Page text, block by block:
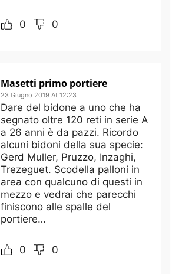
0 0
Masetti primo portiere
23 Giugno 2019 At 12:23
Dare del bidone a uno che ha
segnato oltre 120 reti in serie A
a 26 anni è da pazzi. Ricordo
alcuni bidoni della sua specie:
Gerd Muller, Pruzzo, Inzaghi,
Trezeguet. Scodella palloni in
area con qualcuno di questi in
mezzo e vedrai che parecchi
finiscono alle spalle del
portiere…
0 0